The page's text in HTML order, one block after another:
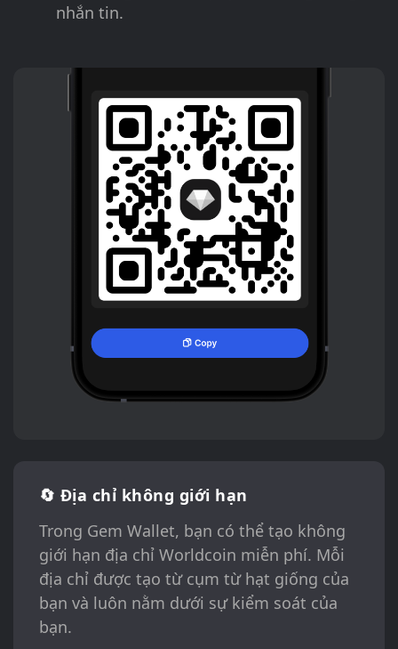
nhắn tin.
🔄 Địa chỉ không giới hạn
Trong Gem Wallet, bạn có thể tạo không
giới hạn địa chỉ Worldcoin miễn phí. Mỗi
địa chỉ được tạo từ cụm từ hạt giống của
bạn và luôn nằm dưới sự kiểm soát của
bạn.